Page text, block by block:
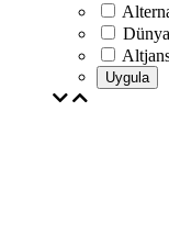
Uygula